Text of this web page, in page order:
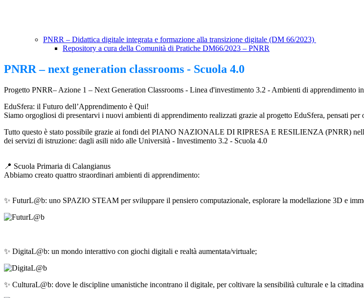
PNRR – Didattica digitale integrata e formazione alla transizione digitale (DM 66/2023)
Repository a cura della Comunità di Pratiche DM66/2023 – PNRR
PNRR – next generation classrooms - Scuola 4.0
Progetto PNRR– Azione 1 – Next Generation Classrooms - Linea d'investimento 3.2 - Ambienti di apprendimento
EduSfera: il Futuro dell’Apprendimento è Qui!
Siamo orgogliosi di presentarvi i nuovi ambienti di apprendimento realizzati grazie al progetto EduSfera, pensati
Tutto questo è stato possibile grazie ai fondi del PIANO NAZIONALE DI RIPRESA E RESILIENZA (PNRR)
dei servizi di istruzione: dagli asili nido alle Università - Investimento 3.2 - Scuola 4.0
📍 Scuola Primaria di Calangianus
Abbiamo creato quattro straordinari ambienti di apprendimento:
✨ FuturL@b: uno SPAZIO STEAM per sviluppare il pensiero computazionale, esplorare la modellazione 3D e
✨ DigitaL@b: un mondo interattivo con giochi digitali e realtà aumentata/virtuale;
✨ CulturaL@b: dove le discipline umanistiche incontrano il digitale, per coltivare la sensibilità culturale e la